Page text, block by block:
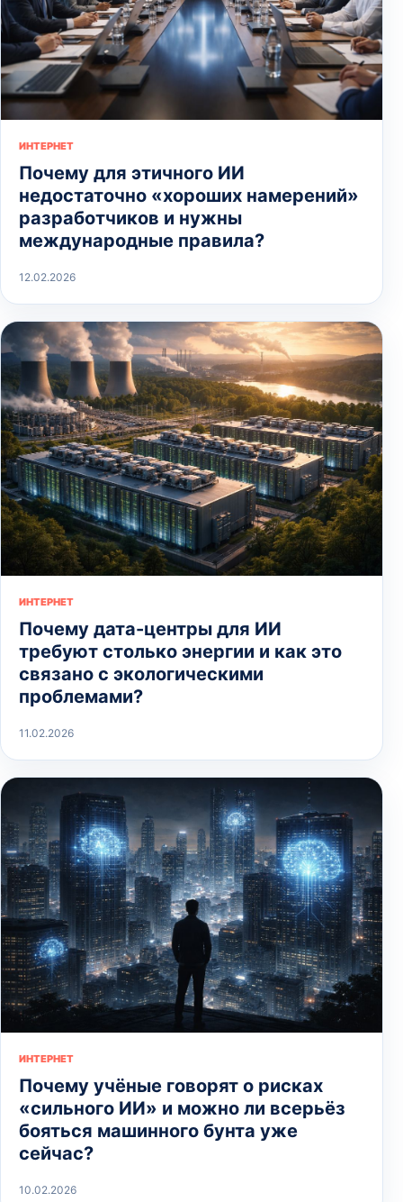
ИНТЕРНЕТ
Почему для этичного ИИ
недостаточно «хороших намерений»
разработчиков и нужны
международные правила?
12.02.2026
ИНТЕРНЕТ
Почему дата-центры для ИИ
требуют столько энергии и как это
связано с экологическими
проблемами?
11.02.2026
ИНТЕРНЕТ
Почему учёные говорят о рисках
«сильного ИИ» и можно ли всерьёз
бояться машинного бунта уже
сейчас?
10.02.2026